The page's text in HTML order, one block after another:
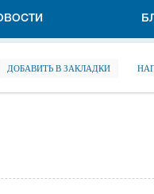
ДОБАВИТЬ В ЗАКЛАДКИ